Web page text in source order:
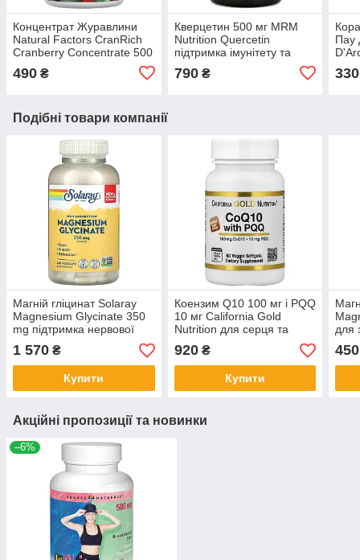
Концентрат Журавлини
Natural Factors CranRich
Cranberry Concentrate 500
490 ₴
Кверцетин 500 мг MRM
Nutrition Quercetin
підтримка імунітету та
веганських капсул
790₴
Пау
330
Подібні товари компанії
Магній гліцинат Solaray
Magnesium Glycinate 350
mg підтримка нервової
системи 240
вегетаріанських капсул
1 570 ₴
Купити
Коензим Q10 100 мг і PQQ
10 мг California Gold
Nutrition для серця та
судин 60 рослинних
капсул
920₴
Купити
для
450
Акційні пропозиції та новинки
–6%